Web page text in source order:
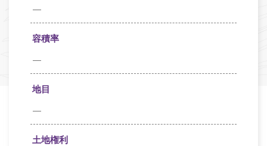
—
容積率
—
地目
—
土地権利